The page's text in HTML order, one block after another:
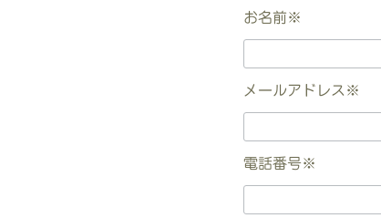
お名前※
メールアドレス ※
電話番号※